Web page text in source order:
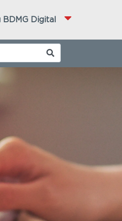
BDMG Digital